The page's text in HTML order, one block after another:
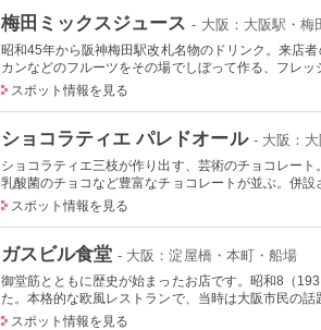
梅田ミックスジュース - 大阪：大阪駅・梅
昭和45年から阪神梅田駅改札名物のドリンク。来店
カンなどのフルーツをその場でしぼって作る、フレッ
スポット情報を見る
ショコラティエ パレドオール - 大阪：
ショコラティエ三枝が作り出す、芸術のチョコレー
乳酸菌のチョコなど豊富なチョコレートが並ぶ。併設
スポット情報を見る
ガスビル食堂 - 大阪：淀屋橋・本町・船場
御堂筋とともに歴史が始まったお店です。昭和8（
た。本格的な欧風レストランで、当時は大阪市民の話
スポット情報を見る